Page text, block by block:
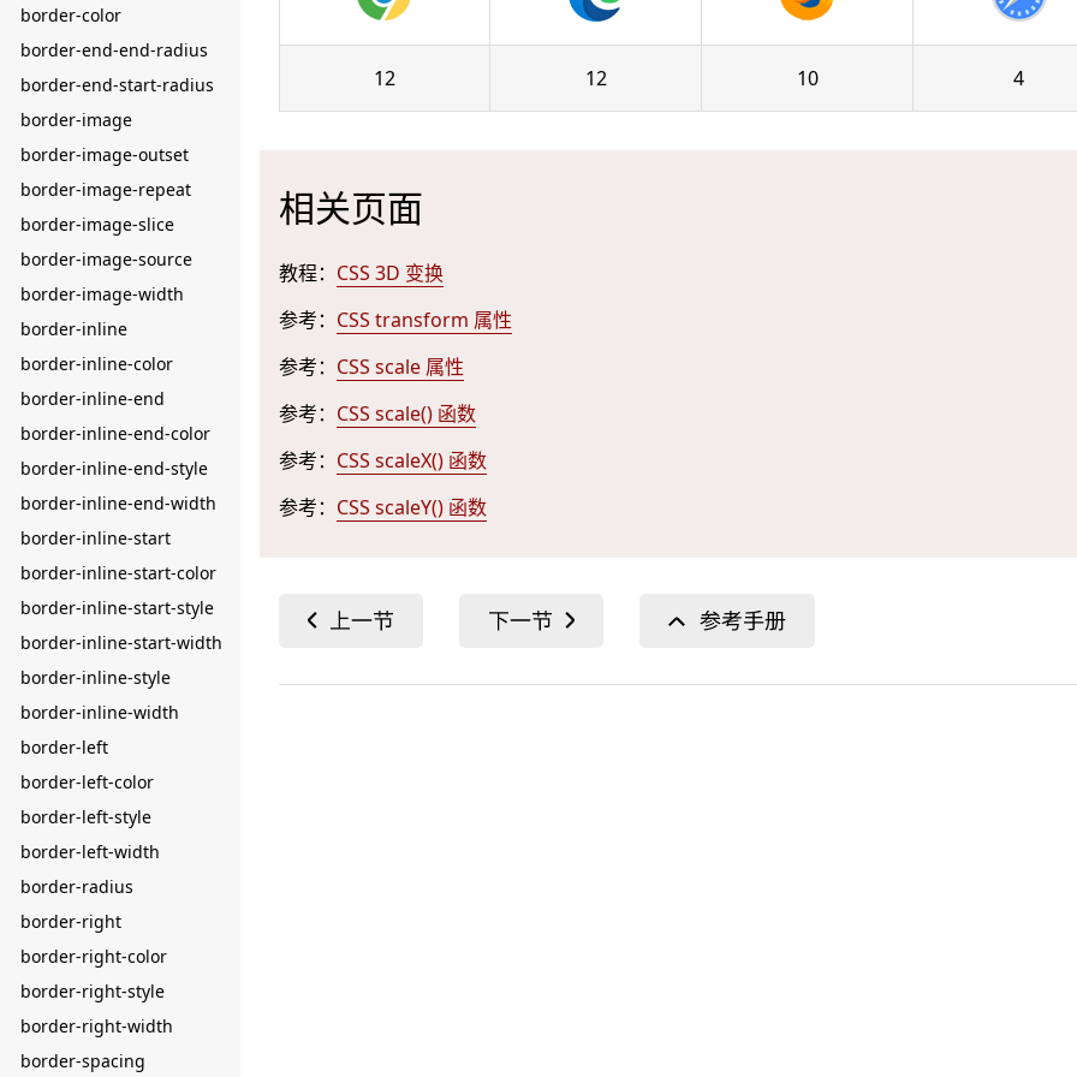
border-color
border-end-end-radius
border-end-start-radius
border-image
border-image-outset
border-image-repeat
border-image-slice
border-image-source
border-image-width
border-inline
border-inline-color
border-inline-end
border-inline-end-color
border-inline-end-style
border-inline-end-width
border-inline-start
border-inline-start-color
border-inline-start-style
border-inline-start-width
border-inline-style
border-inline-width
border-left
border-left-color
border-left-style
border-left-width
border-radius
border-right
border-right-color
border-right-style
border-right-width
border-spacing
12 12 10 4
相关页面
教程： CSS 3D 变换
参考： CSS transform 属性
参考： CSS scale 属性
参考： CSS scale() 函数
参考： CSS scaleX() 函数
参考： CSS scaleY() 函数